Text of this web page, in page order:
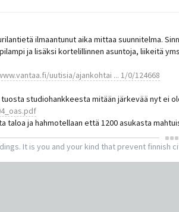
ilmaantunut aika mittaa suunnitelma.
ja lisäksi kortelillinnen asuntoja, liikeitä
uutisia/ajankohtai ... 1/0/124668
studiohankkeesta mitään järkevää nyt ei
ja hahmotellaan että 1200 asukasta
It is you and your kind that prevent finnish